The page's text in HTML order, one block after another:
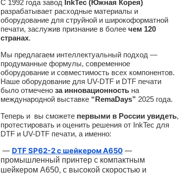
С 1992 года завод InkTec (Южная Корея)
разрабатывает расходные материалы и
оборудование для струйной и широкоформатной
печати, заслужив признание в более чем 120
странах.
Мы предлагаем интеллектуальный подход —
продуманные формулы, современное
оборудование и совместимость всех компонентов.
Наше оборудование для UV-DTF и DTF печати
было отмечено за инновационность на
международной выставке “RemaDays” 2025 года.
Теперь и вы сможете первыми в России увидеть,
протестировать и оценить решения от InkTec для
DTF и UV-DTF печати, а именно:
— DTF SP62-2 с шейкером A650 —
промышленный принтер с компактным
шейкером А650, с высокой скоростью и